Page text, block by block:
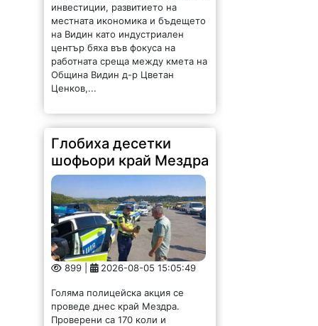
инвестиции, развитието на
местната икономика и бъдещето
на Видин като индустриален
център бяха във фокуса на
работната среща между кмета на
Община Видин д-р Цветан
Ценков,...
Глобиха десетки
шофьори край Мездра
899 | 2026-08-05 15:05:49
Голяма полицейска акция се
проведе днес край Мездра.
Проверени са 170 коли и